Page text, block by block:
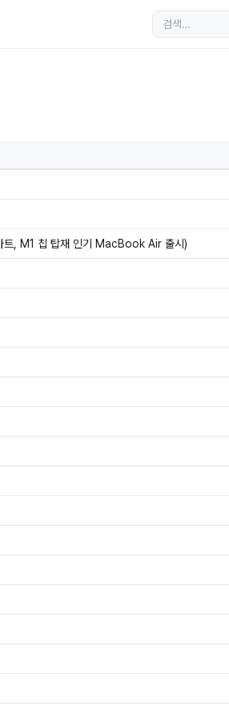
M1 칩 탑재 인기 MacBook Air 출시)